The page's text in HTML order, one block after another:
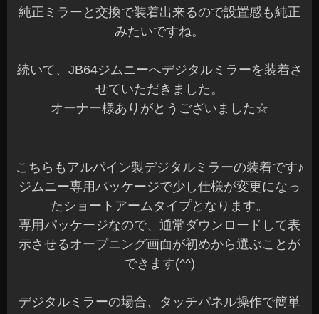
純正ミラーと交換で装着出来るので設置感も純正
みたいですね。
続いて、JB64ジムニーへデジタルミラーを装着さ
せていただきました。
オーナー様ありがとうございました☆
こちらもアルパイン製デジタルミラーの装着です♪
ジムニー専用パッケージで少し仕様が変更になっ
たショートアームタイプとなります。
専用パッケージなので、通常ダウンロードして表
示させるオープニング画面が初めから選ぶことが
できます(^^)
デジタルミラーの場合、タッチパネル操作で簡単